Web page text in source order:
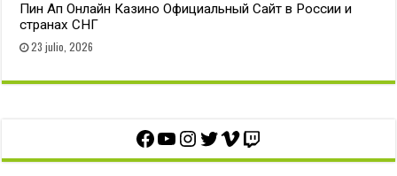
Пин Ап Онлайн Казино Официальный Сайт в России и
странах СНГ
23 julio, 2026
Facebook
YouTube
Instagram
Twitter
Vimeo
Twitch